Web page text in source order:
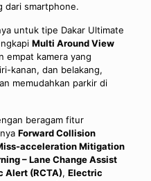
dari smartphone.
untuk tipe Dakar Ultimate
Multi Around View
empat kamera yang
kanan, dan belakang,
memudahkan parkir di
beragam fitur
Forward Collision
acceleration Mitigation
– Lane Change Assist
Alert (RCTA), Electric